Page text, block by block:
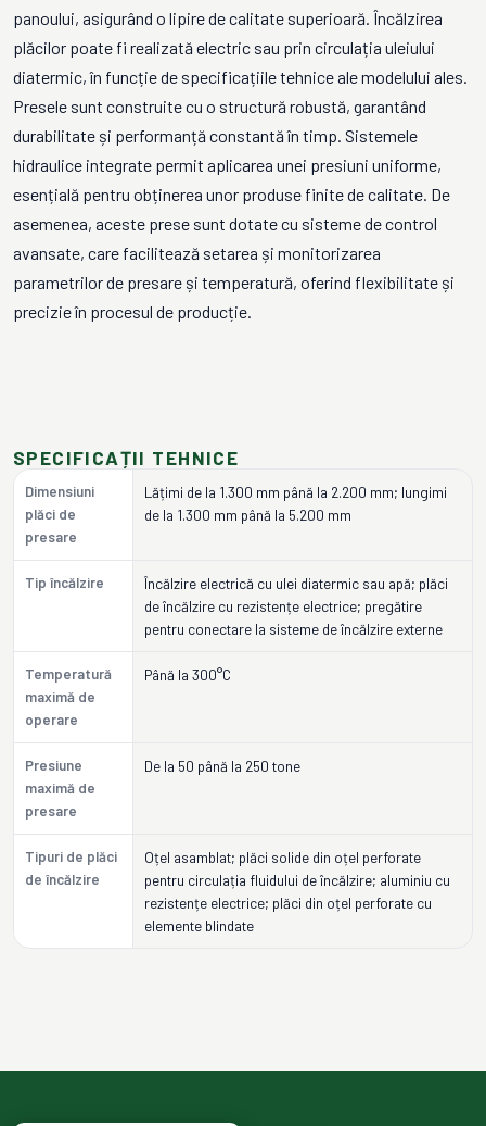
panoului, asigurând o lipire de calitate superioară. Încălzirea
plăcilor poate fi realizată electric sau prin circulația uleiului
diatermic, în funcție de specificațiile tehnice ale modelului ales.
Presele sunt construite cu o structură robustă, garantând
durabilitate și performanță constantă în timp. Sistemele
hidraulice integrate permit aplicarea unei presiuni uniforme,
esențială pentru obținerea unor produse finite de calitate. De
asemenea, aceste prese sunt dotate cu sisteme de control
avansate, care facilitează setarea și monitorizarea
parametrilor de presare și temperatură, oferind flexibilitate și
precizie în procesul de producție.
SPECIFICAȚII TEHNICE
Dimensiuni
plăci de
presare
Lățimi de la 1.300 mm până la 2.200 mm; lungimi
de la 1.300 mm până la 5.200 mm
Tip încălzire
Încălzire electrică cu ulei diatermic sau apă; plăci
de încălzire cu rezistențe electrice; pregătire
pentru conectare la sisteme de încălzire externe
Temperatură
maximă de
operare
Până la 300°C
Presiune
maximă de
presare
De la 50 până la 250 tone
Tipuri de plăci
de încălzire
Oțel asamblat; plăci solide din oțel perforate
pentru circulația fluidului de încălzire; aluminiu cu
rezistențe electrice; plăci din oțel perforate cu
elemente blindate